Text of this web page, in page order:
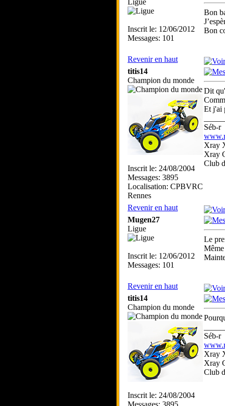
Ligue
Inscrit le: 12/06/2012
Messages: 101
Bon
Bon
Revenir en haut
titis14
Champion du monde
Inscrit le: 24/08/2004
Messages: 3895
Localisation: CPBVRC
Rennes
Dit
Et j'ai
Séb-r
Xray
Xray
Club
Revenir en haut
Mugen27
Ligue
Inscrit le: 12/06/2012
Messages: 101
Le
Revenir en haut
titis14
Champion du monde
Inscrit le: 24/08/2004
Messages: 3895
Séb-r
Xray
Xray
Club